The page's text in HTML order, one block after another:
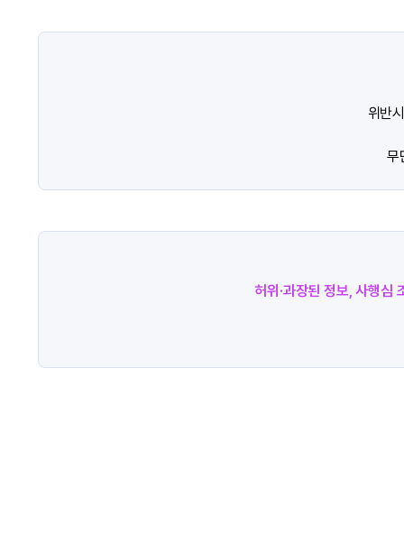
위반
무
허위·과장된 정보, 사행심